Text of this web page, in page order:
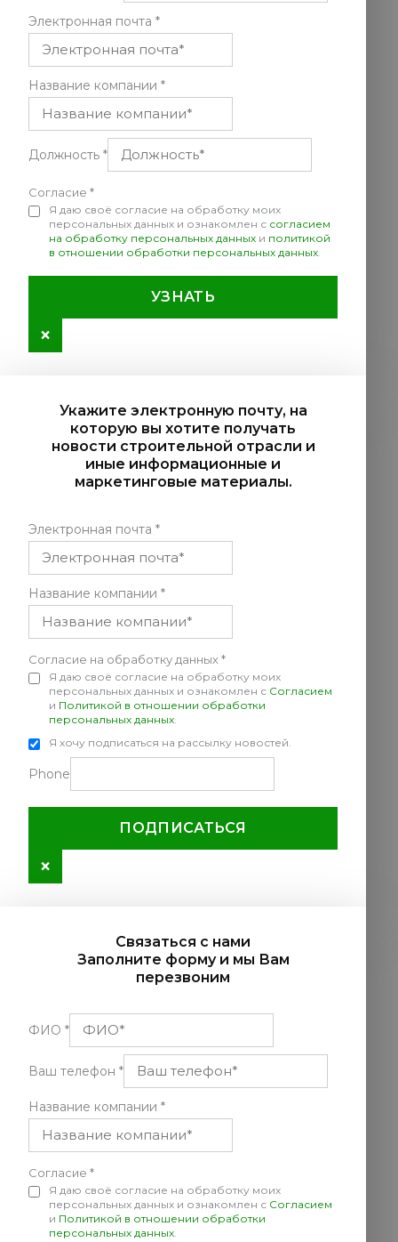
Электронная почта *
Название компании *
Должность *
Согласие *
Я даю своё согласие на обработку моих
персональных данных и ознакомлен с согласием
на обработку персональных данных и политикой
в отношении обработки персональных данных
УЗНАТЬ
×
Укажите электронную почту, на
которую вы хотите получать
новости строительной отрасли и
иные информационные и
маркетинговые материалы.
Электронная почта *
Название компании *
Согласие на обработку данных *
Я даю своё согласие на обработку моих
персональных данных и ознакомлен с Согласием
и Политикой в отношении обработки
персональных данных
Я хочу подписаться на рассылку новостей.
Phone
ПОДПИСАТЬСЯ
×
Связаться с нами
Заполните форму и мы Вам
перезвоним
ФИО *
Ваш телефон *
Название компании *
Согласие *
Я даю своё согласие на обработку моих
персональных данных и ознакомлен с Согласием
и Политикой в отношении обработки
персональных данных